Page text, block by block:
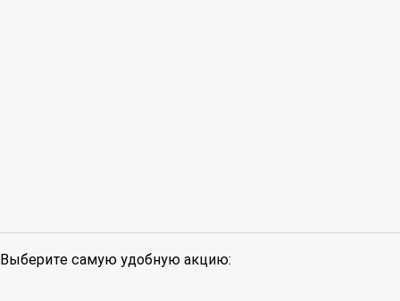
Выберите самую удобную акцию: